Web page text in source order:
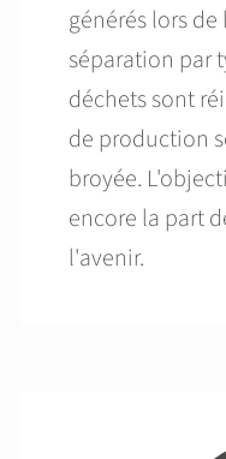
générés lors
séparation par
déchets sont
de production
broyée.
encore la part
l'avenir.